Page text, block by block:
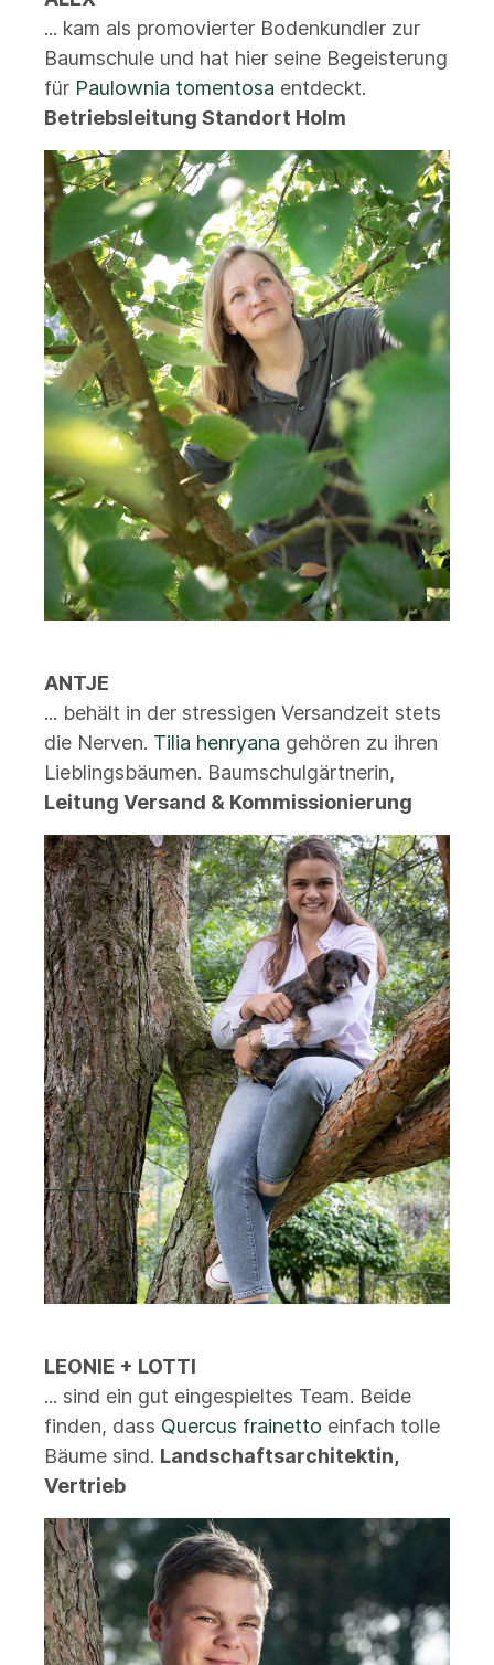
... kam als promovierter Bodenkundler zur
Baumschule und hat hier seine Begeisterung
für Paulownia tomentosa entdeckt.
Betriebsleitung Standort Holm
ANTJE
... behält in der stressigen Versandzeit stets
die Nerven. Tilia henryana gehören zu ihren
Lieblingsbäumen. Baumschulgärtnerin,
Leitung Versand & Kommissionierung
LEONIE + LOTTI
... sind ein gut eingespieltes Team. Beide
finden, dass Quercus frainetto einfach tolle
Bäume sind. Landschaftsarchitektin,
Vertrieb